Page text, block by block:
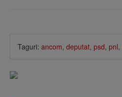
Taguri: ancom, deputat, psd, pnl,